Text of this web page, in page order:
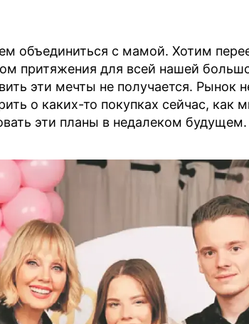
объединиться с мамой. Хотим
притяжения для всей нашей
эти мечты не получается. Рынок
о каких-то покупках сейчас, как
эти планы в недалеком будущем.